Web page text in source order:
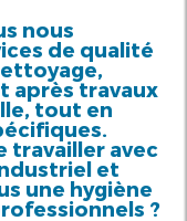
nous
de qualité
après travaux
tout en
travailler avec
et
une hygiène
?